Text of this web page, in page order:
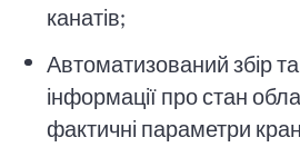
канатів;
Автоматизований збір
інформації про стан
фактичні параметри